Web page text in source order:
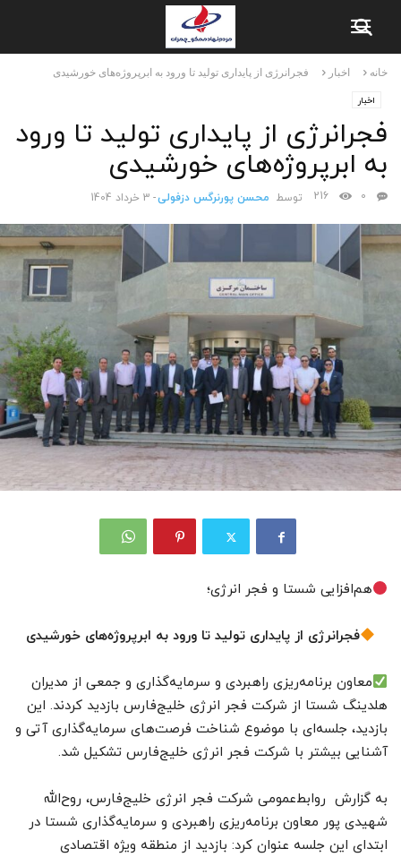
خانه اخبار فجرانرژی از پایداری تولید تا ورود به ابرپروژه‌های خورشیدی
اخبار
فجرانرژی از پایداری تولید تا ورود
به ابرپروژه‌های خورشیدی
توسط محسن پورنرگس دزفولی-3 خرداد 1404 0
216
هم‌افزایی شستا و فجر انرژی؛
فجرانرژی از پایداری تولید تا ورود به ابرپروژه‌های خورشیدی
معاون برنامه‌ریزی راهبردی و سرمایه‌گذاری و جمعی از مدیران
هلدینگ شستا از شرکت فجر انرژی خلیج‌فارس بازدید کردند. این
بازدید، جلسه‌ای با موضوع شناخت فرصت‌های سرمایه‌گذاری آتی و
آشنایی بیشتر با شرکت فجر انرژی خلیج‌فارس تشکیل شد.
به گزارش روابط‌عمومی شرکت فجر انرژی خلیج‌فارس، روح‌الله
شهیدی پور معاون برنامه‌ریزی راهبردی و سرمایه‌گذاری شستا در
ابتدای این جلسه عنوان کرد: بازدید از منطقه ویژه اقتصادی